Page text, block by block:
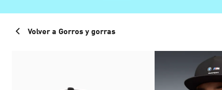
Volver a Gorros y gorras